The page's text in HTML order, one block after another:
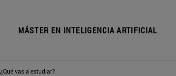
MÁSTER EN INTELIGENCIA ARTIFICIAL
¿Qué vas a estudiar?